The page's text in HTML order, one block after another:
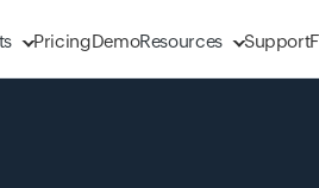
PricingDemoResources Support